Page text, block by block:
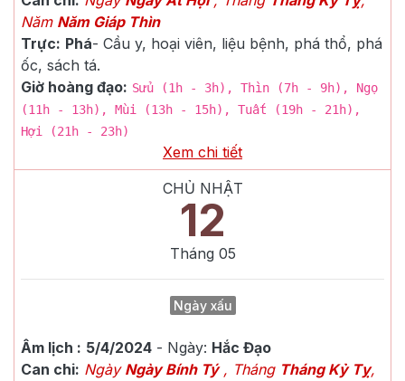
Năm Năm Giáp Thìn
Trực: Phá- Cầu y, hoại viên, liệu bệnh, phá thổ, phá
ốc, sách tá.
Giờ hoàng đạo: Sửu (1h - 3h), Thìn (7h - 9h), Ngọ
(11h - 13h), Mùi (13h - 15h), Tuất (19h - 21h),
Hợi (21h - 23h)
Xem chi tiết
CHỦ NHẬT
12
Tháng 05
Ngày xấu
Âm lịch : 5/4/2024- Ngày: Hắc Đạo
Can chi: Ngày Ngày Bính Tý, Tháng Tháng Kỷ Tỵ,